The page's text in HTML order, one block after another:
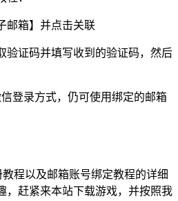
邮箱】并点击关联
验证码并填写收到的验证码，然后
登录方式，仍可使用绑定的邮箱
程以及邮箱账号绑定教程的详细
，赶紧来本站下载游戏，并按照我